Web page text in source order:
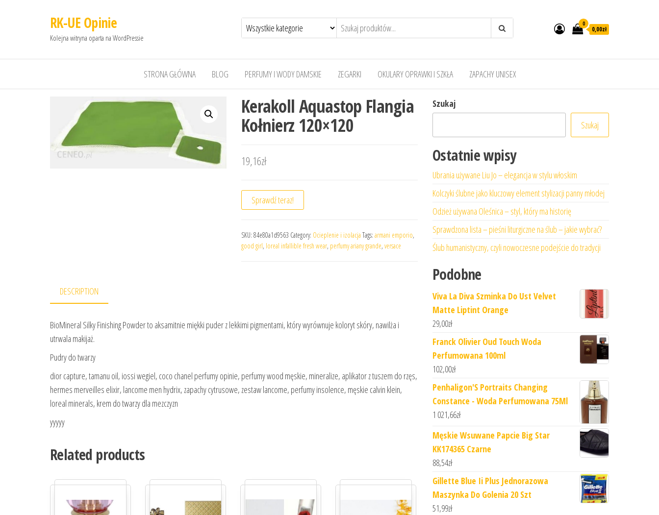
RK-UE Opinie
Kolejna witryna oparta na WordPressie
0
0,00zł
STRONA GŁÓWNA BLOG PERFUMY I WODY DAMSKIE ZEGARKI OKULARY OPRAWKI I SZKŁA ZAPACHY UNISEX
Kerakoll Aquastop Flangia
Kołnierz 120×120
19,16zł
Sprawdź teraz!
SKU: 84e80a1d9563 Category: Ocieplenie i izolacja Tags: armani emporio,
good girl, loreal infallible fresh wear, perfumy ariany grande, versace
DESCRIPTION
BioMineral Silky Finishing Powder to aksamitnie miękki puder z lekkimi pigmentami, który wyrównuje koloryt skóry, nawilża i
utrwala makijaż.
Pudry do twarzy
dior capture, tamanu oil, iossi wegiel, coco chanel perfumy opinie, perfumy wood męskie, mineralize, aplikator z tuszem do rzęs,
hermes merveilles elixir, lancome men hydrix, zapachy cytrusowe, zestaw lancome, perfumy insolence, męskie calvin klein,
loreal minerals, krem do twarzy dla mezczyzn
yyyyy
Related products
Szukaj
Szukaj
Ostatnie wpisy
Ubrania używane Liu Jo – elegancja w stylu włoskim
Kolczyki ślubne jako kluczowy element stylizacji panny młodej
Odzież używana Oleśnica – styl, który ma historię
Sprawdzona lista – pieśni liturgiczne na ślub – jakie wybrać?
Ślub humanistyczny, czyli nowoczesne podejście do tradycji
Podobne
Viva La Diva Szminka Do Ust Velvet
Matte Liptint Orange
29,00zł
Franck Olivier Oud Touch Woda
Perfumowana 100ml
102,00zł
Penhaligon'S Portraits Changing
Constance - Woda Perfumowana 75Ml
1 021,66zł
Męskie Wsuwane Papcie Big Star
KK174365 Czarne
88,54zł
Gillette Blue Ii Plus Jednorazowa
Maszynka Do Golenia 20 Szt
51,99zł